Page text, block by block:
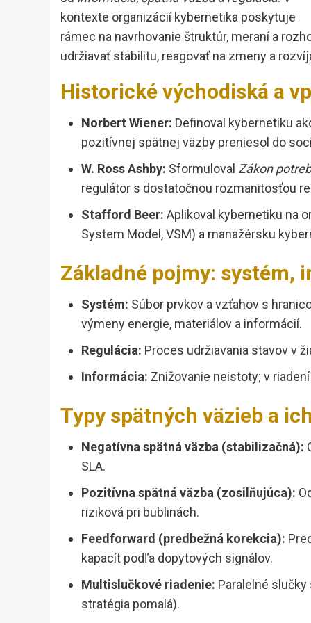
kontexte organizácií kybernetika poskytuje
rámec na navrhovanie štruktúr, meraní a
udržiavať stabilitu, reagovať na zmeny a
Historické východiská a
Norbert Wiener: Definoval kybernetiku
pozitívnej spätnej väzby preniesol do
W. Ross Ashby: Sformuloval Zákon
regulátor s dostatočnou rozmanitosťou
Stafford Beer: Aplikoval kybernetiku na
System Model, VSM) a manažérsku
Základné pojmy: systém,
Systém: Súbor prvkov a vzťahov s
výmeny energie, materiálov a informácií.
Regulácia: Proces udržiavania stavov v
Informácia: Znižovanie neistoty; v
Typy spätných väzieb a
Negatívna spätná väzba (stabilizačná):
SLA.
Pozitívna spätná väzba (zosilňujúca):
riziková pri bublinách.
Feedforward (predbežná korekcia):
kapacít podľa dopytových signálov.
Multislučkové riadenie: Paralelné
stratégia pomalá).